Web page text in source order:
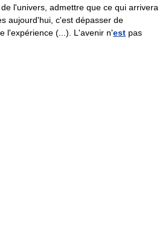
l'univers, admettre que ce qui arrivera
aujourd'hui, c'est dépasser de
l'expérience (...). L'avenir n'est pas